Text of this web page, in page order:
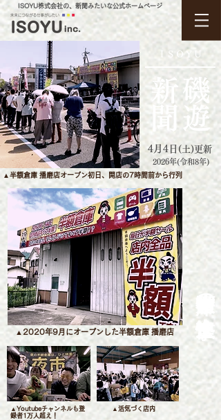
​ISOYU株式会社の、新聞みたいな公式ホームページ
ＩＳＯＹＵ
磯遊
​新聞
4月4日 (土)更新
2026年(令和8年)
▲半額倉庫 播磨店オープン初日、開店の7時間前から行列
▲2020年9月にオープンした半額倉庫 播磨店
▲Youtubeチャンネルも登
録者1万人超え！
▲活気づく店内
半額倉庫の快進撃！